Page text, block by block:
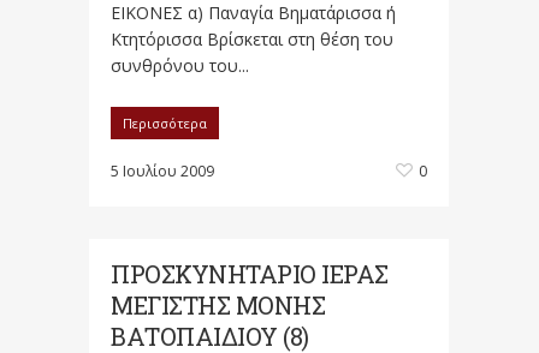
ΕΙΚΟΝΕΣ α) Παναγία Βηματάρισσα ή
Κτητόρισσα Βρίσκεται στη θέση του
συνθρόνου του...
Περισσότερα
5 Ιουλίου 2009 0
ΠΡΟΣΚΥΝΗΤΑΡΙΟ ΙΕΡΑΣ
ΜΕΓΙΣΤΗΣ ΜΟΝΗΣ
ΒΑΤΟΠΑΙΔΙΟΥ (8)